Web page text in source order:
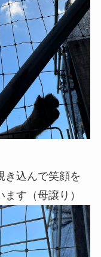
き込んで笑顔を
す（母譲り）